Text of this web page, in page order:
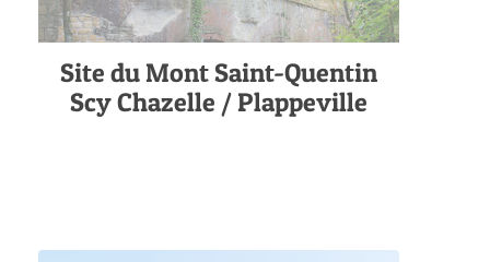
Site du Mont Saint-Quentin
Scy Chazelle / Plappeville